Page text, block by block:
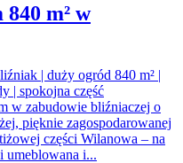
840 m² w
| duży ogród 840 m² |
| spokojna część
w zabudowie bliźniaczej o
pięknie zagospodarowanej
części Wilanowa – na
umeblowana i...